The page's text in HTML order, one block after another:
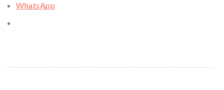
WhatsApp